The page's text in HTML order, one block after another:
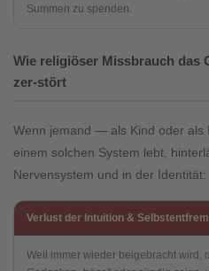
Summen zu spenden.
Wie religiöser Missbrauch das
zer-stört
Wenn jemand — als Kind oder
einem solchen System lebt,
Nervensystem und in der Identität:
Verlust der Intuition &
Weil immer wieder beigebracht wird,